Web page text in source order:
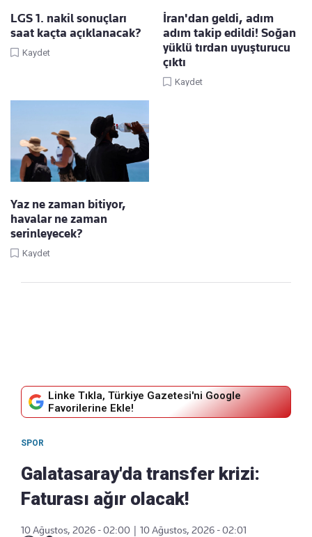
LGS 1. nakil sonuçları
saat kaçta açıklanacak?
Kaydet
İran'dan geldi, adım
adım takip edildi! Soğan
yüklü tırdan uyuşturucu
çıktı
Kaydet
Yaz ne zaman bitiyor,
havalar ne zaman
serinleyecek?
Kaydet
Linke Tıkla, Türkiye Gazetesi'ni Google
Favorilerine Ekle!
SPOR
Galatasaray'da transfer krizi:
Faturası ağır olacak!
10 Ağustos, 2026 - 02:00 | 10 Ağustos, 2026 - 02:01